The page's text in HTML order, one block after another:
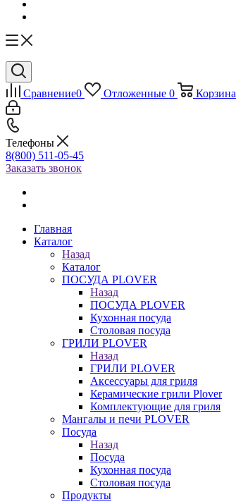
Сравнение0 Отложенные 0 Корзина
Телефоны
8(800) 511-05-45
Заказать звонок
Главная
Каталог
Назад
Каталог
ПОСУДА PLOVER
Назад
ПОСУДА PLOVER
Кухонная посуда
Столовая посуда
ГРИЛИ PLOVER
Назад
ГРИЛИ PLOVER
Аксессуары для гриля
Керамические грили Plover
Комплектующие для гриля
Мангалы и печи PLOVER
Посуда
Назад
Посуда
Кухонная посуда
Столовая посуда
Продукты